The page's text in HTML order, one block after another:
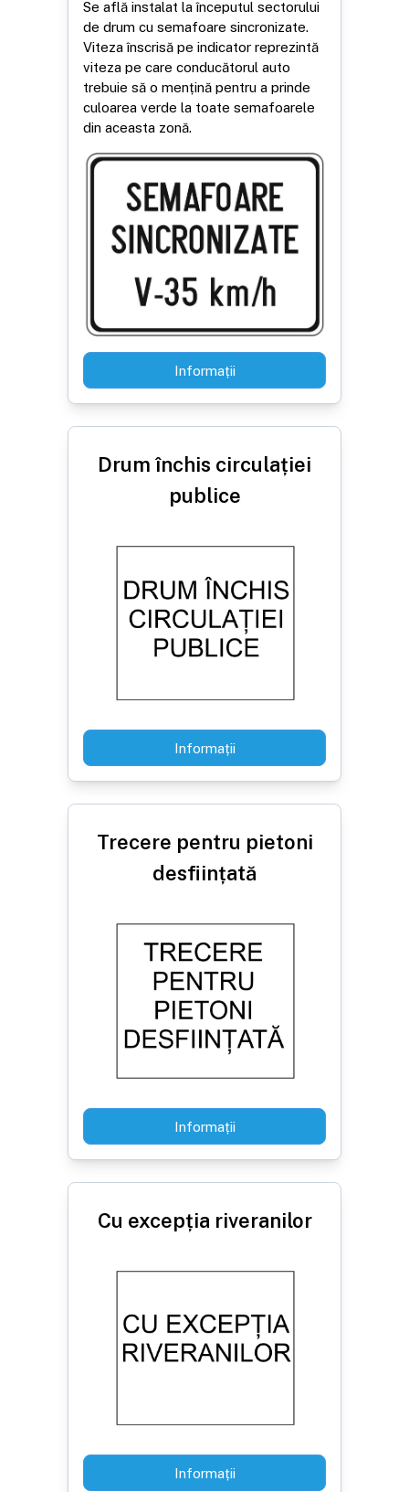
Se află instalat la începutul sectorului
de drum cu semafoare sincronizate.
Viteza înscrisă pe indicator reprezintă
viteza pe care conducătorul auto
trebuie să o mențină pentru a prinde
culoarea verde la toate semafoarele
din aceasta zonă.
Informații
Drum închis circulației
publice
Informații
Trecere pentru pietoni
desființată
Informații
Cu excepția riveranilor
Informații